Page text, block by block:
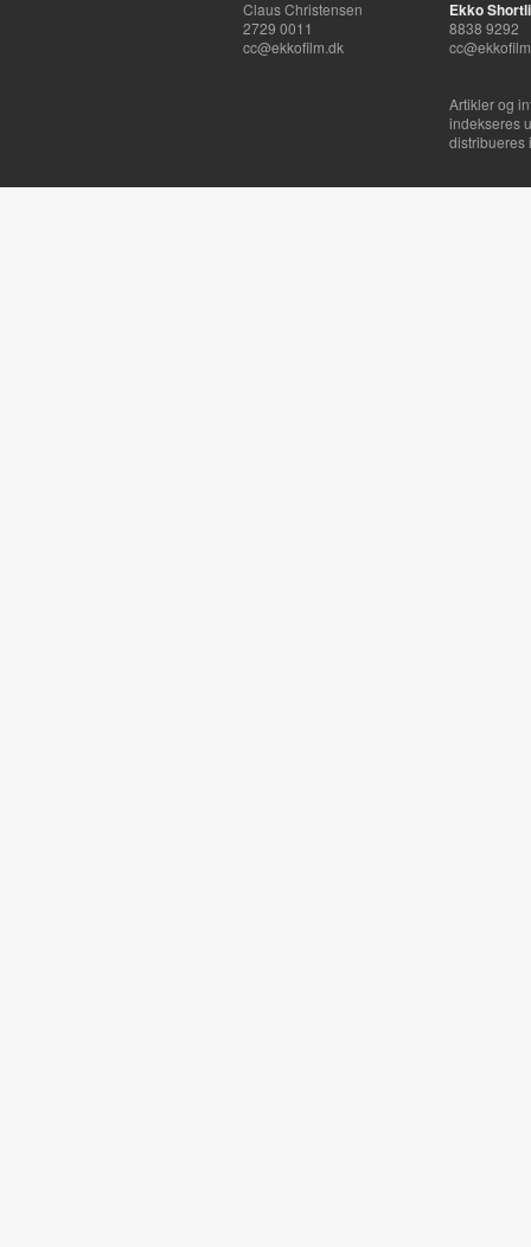
Claus Christensen
2729 0011
cc@ekkofilm.dk
Ekko
8838 9292
Artikler og
indekseres
distribueres